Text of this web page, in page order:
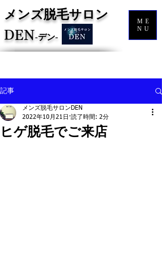
メンズ脱毛サロン
DEN‐デン‐
ME
NU
記事
ヒゲ脱毛でご来店
メンズ脱毛サロンDEN
2022年10月21日 読了時間: 2分